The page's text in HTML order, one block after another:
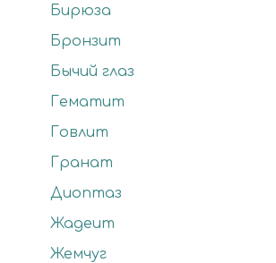
Бирюза
Бронзит
Бычий глаз
Гематит
Говлит
Гранат
Диоптаз
Жадеит
Жемчуг